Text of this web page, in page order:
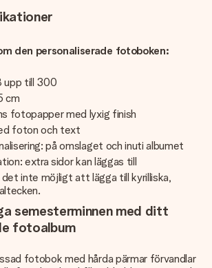
den personaliserade fotoboken:
upp till 300
cm
fotopapper med lyxig finish
foton och text
på omslaget och inuti albumet
extra sidor kan läggas till
inte möjligt att lägga till kyrilliska,
semesterminnen med ditt
fotoalbum
fotobok med hårda pärmar förvandlar